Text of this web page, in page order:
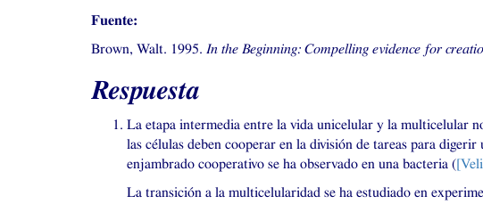
Fuente:
Brown, Walt. 1995. In the Beginning: Compelling evidence for
Respuesta
La etapa intermedia entre la vida unicelular y la multicelular
las células deben cooperar en la división de tareas para
enjambrado cooperativo se ha observado en una bacteria (
La transición a la multicelularidad se ha estudiado en